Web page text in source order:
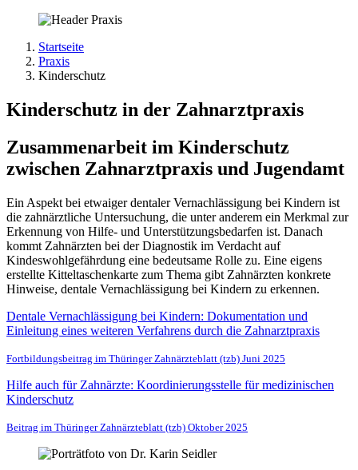
Startseite
Praxis
Kinderschutz
Kinderschutz in der Zahnarztpraxis
Zusammenarbeit im Kinderschutz
zwischen Zahnarztpraxis und Jugendamt
Ein Aspekt bei etwaiger dentaler Vernachlässigung bei Kindern ist
die zahnärztliche Untersuchung, die unter anderem ein Merkmal zur
Erkennung von Hilfe- und Unterstützungsbedarfen ist. Danach
kommt Zahnärzten bei der Diagnostik im Verdacht auf
Kindeswohlgefährdung eine bedeutsame Rolle zu. Eine eigens
erstellte Kitteltaschenkarte zum Thema gibt Zahnärzten konkrete
Hinweise, dentale Vernachlässigung bei Kindern zu erkennen.
Dentale Vernachlässigung bei Kindern: Dokumentation und
Einleitung eines weiteren Verfahrens durch die Zahnarztpraxis
Fortbildungsbeitrag im Thüringer Zahnärzteblatt (tzb) Juni 2025
Hilfe auch für Zahnärzte: Koordinierungsstelle für medizinischen
Kinderschutz
Beitrag im Thüringer Zahnärzteblatt (tzb) Oktober 2025